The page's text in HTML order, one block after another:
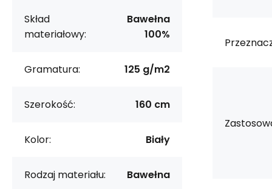
Skład
materiałowy:
Bawełna
100%
Gramatura: 125 g/m2
Szerokość: 160 cm
Kolor: Biały
Rodzaj materiału: Bawełna